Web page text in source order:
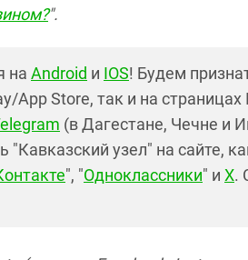
".
на Android и IOS! Будем
App Store, так и на
(в Дагестане, Чечне и
узел" на сайте,
", "Одноклассники" и X.